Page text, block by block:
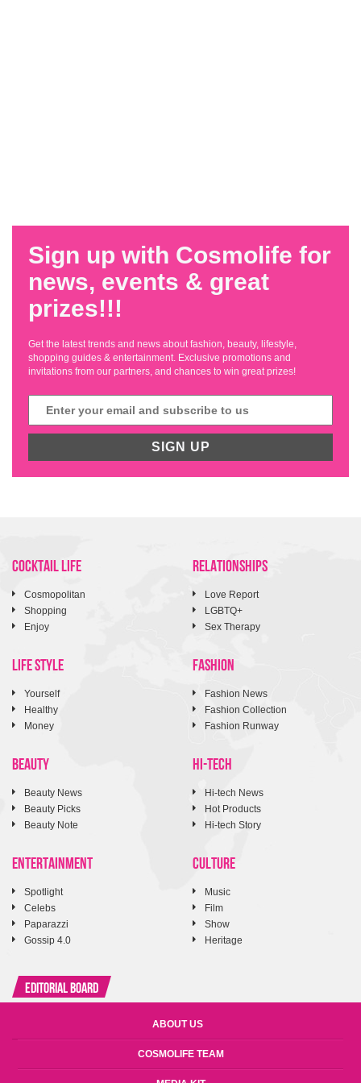
Sign up with Cosmolife for
news, events & great
prizes!!!
Get the latest trends and news about fashion, beauty, lifestyle,
shopping guides & entertainment. Exclusive promotions and
invitations from our partners, and chances to win great prizes!
SIGN UP
COCKTAIL LIFE
Cosmopolitan
Shopping
Enjoy
RELATIONSHIPS
Love Report
LGBTQ+
Sex Therapy
LIFE STYLE
Yourself
Healthy
Money
FASHION
Fashion News
Fashion Collection
Fashion Runway
BEAUTY
Beauty News
Beauty Picks
Beauty Note
HI-TECH
Hi-tech News
Hot Products
Hi-tech Story
ENTERTAINMENT
Spotlight
Celebs
Paparazzi
Gossip 4.0
CULTURE
Music
Film
Show
Heritage
Editorial Board
ABOUT US
COSMOLIFE TEAM